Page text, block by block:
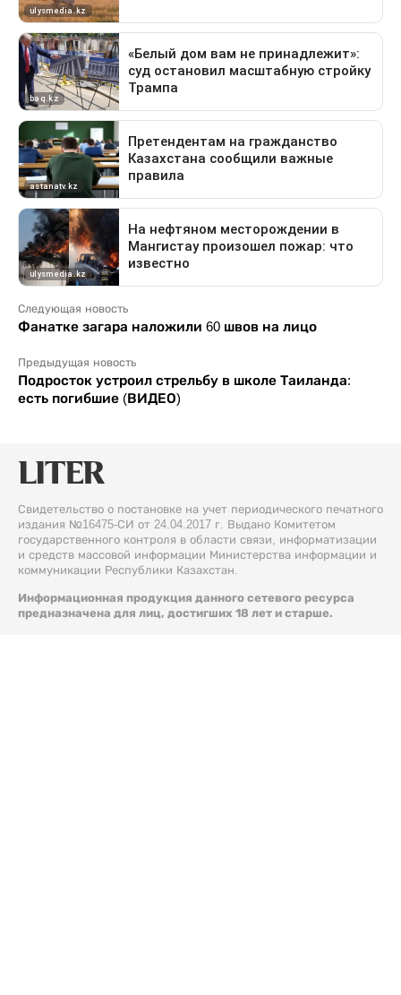
Следующая новость
Фанатке загара наложили 60 швов на лицо
Предыдущая новость
Подросток устроил стрельбу в школе Таиланда:
есть погибшие (ВИДЕО)
Свидетельство о постановке на учет периодического печатного
издания №16475-СИ от 24.04.2017 г. Выдано Комитетом
государственного контроля в области связи, информатизации
и средств массовой информации Министерства информации и
коммуникации Республики Казахстан.
Информационная продукция данного сетевого ресурса
предназначена для лиц, достигших 18 лет и старше.